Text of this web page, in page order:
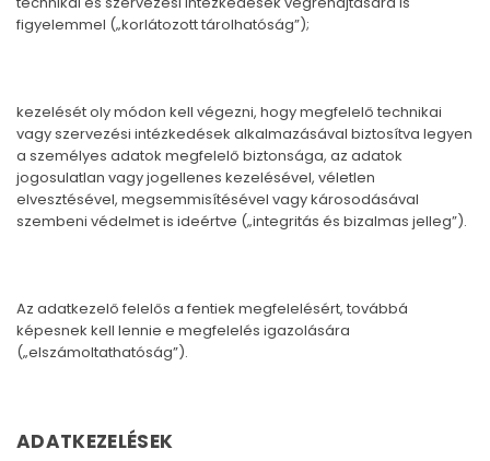
figyelemmel („korlátozott tárolhatóság”);
kezelését oly módon kell végezni, hogy megfelelő technikai
vagy szervezési intézkedések alkalmazásával biztosítva legyen
a személyes adatok megfelelő biztonsága, az adatok
jogosulatlan vagy jogellenes kezelésével, véletlen
elvesztésével, megsemmisítésével vagy károsodásával
szembeni védelmet is ideértve („integritás és bizalmas jelleg”).
Az adatkezelő felelős a fentiek megfelelésért, továbbá
képesnek kell lennie e megfelelés igazolására
(„elszámoltathatóság”).
ADATKEZELÉSEK